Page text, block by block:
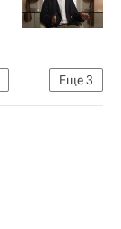
Еще3